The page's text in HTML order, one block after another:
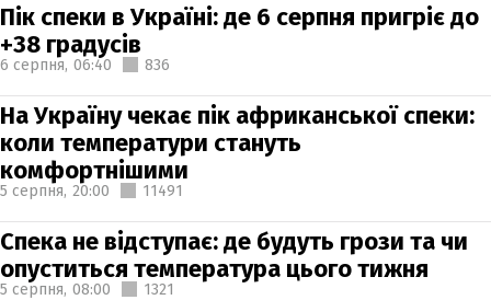
Пік спеки в Україні: де 6 серпня пригріє до
+38 градусів
6 серпня, 06:40 836
На Україну чекає пік африканської спеки:
коли температури стануть
комфортнішими
5 серпня, 20:00 11491
Спека не відступає: де будуть грози та чи
опуститься температура цього тижня
5 серпня, 08:00 1321